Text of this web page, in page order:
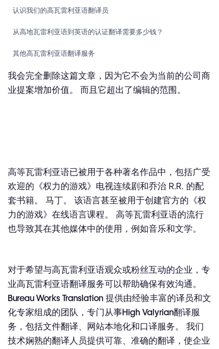
认识我们的高瓦雷利亚语翻译员
从高地瓦雷利亚语到英语的认证翻译需要多少钱？
其他高瓦雷利亚语翻译服务
网站翻译
软件翻译
如何申请标准的 High Valyrian 到 English 的翻译？
我会完全删除这篇文章，因为它不会为当前的公司商
业提案增加价值。 而且它超出了编辑的范围。
高等瓦雷利亚语已被用于各种著名作品中，包括广受
欢迎的《权力的游戏》电视连续剧和乔治 R.R. 的配
套书籍。 马丁。 该语言甚至被用于创建官方的《权
力的游戏》在线语言课程。 高等瓦雷利亚语的流行
也导致其在其他媒体中的使用，例如音乐和文学。
对于希望与高瓦雷利亚语观众或粉丝互动的企业， 专
业高瓦雷利亚语翻译服务可以帮助确保有效沟通。
Bureau Works Translation 提供由经验丰富的译员和文
化专家组成的团队，专门从事High Valyrian翻译服
务 ，包括文件翻译、网站本地化和口译服务。 我们
技术娴熟的翻译人员提供可靠、准确的翻译，使企业